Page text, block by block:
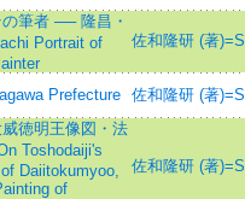
筆者 ── 隆昌・
Portrait of
佐和隆研 (著
Prefecture 佐和隆研 (著
徳明王像図・法
Toshodaiji's
Daiitokumyoo,
of
佐和隆研 (著